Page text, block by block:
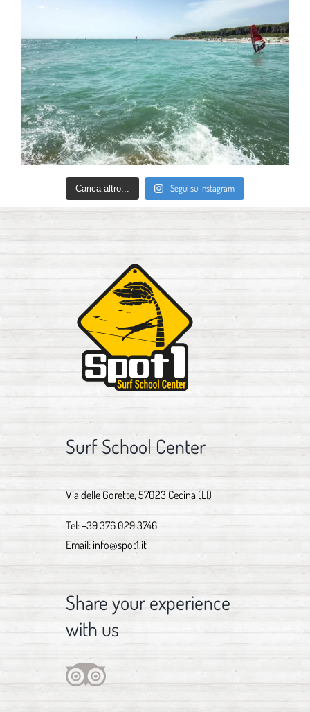
Carica altro... Segui su Instagram
Surf School Center
Via delle Gorette, 57023 Cecina (LI)
Tel:+39 376 029 3746
Email: info@spot1.it
Share your experience
with us